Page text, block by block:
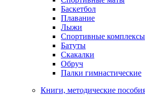
Баскетбол
Плавание
Лыжи
Спортивные комплексы
Батуты
Скакалки
Обруч
Палки гимнастические
Книги, методические